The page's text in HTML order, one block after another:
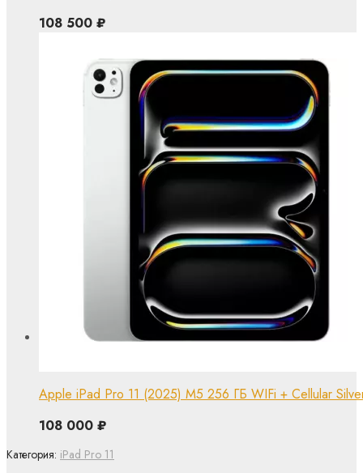
Категория: iPad Pro 11
108 500 ₽
Apple iPad Pro 11 (2025) M5 256 ГБ WIFi + Cellular
108 000 ₽